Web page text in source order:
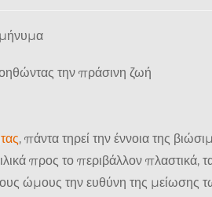
την πράσινη ζωή
, πάντα τηρεί την έννοια της
προς το περιβάλλον πλαστικά,
ώμους την ευθύνη της μείωσης